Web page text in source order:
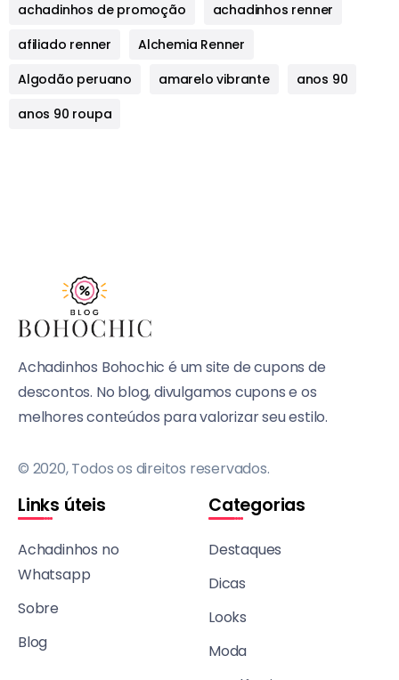
achadinhos de promoção
achadinhos renner
afiliado renner
Alchemia Renner
Algodão peruano
amarelo vibrante
anos 90
anos 90 roupa
Achadinhos Bohochic é um site de cupons de
descontos. No blog, divulgamos cupons e os
melhores conteúdos para valorizar seu estilo.
© 2020, Todos os direitos reservados.
Links úteis
Achadinhos no
Whatsapp
Sobre
Blog
Categorias
Destaques
Dicas
Looks
Moda